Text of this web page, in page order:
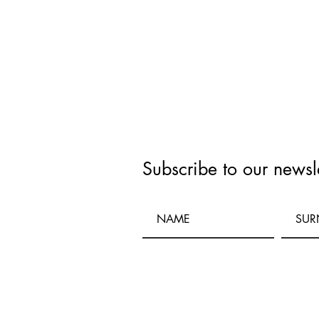
Subscribe to our